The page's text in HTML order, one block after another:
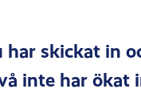
skickat in
inte har ökat